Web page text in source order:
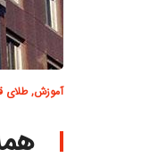
آموزش,طلای